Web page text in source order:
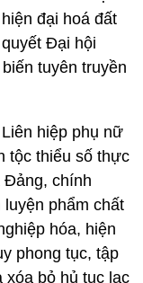
đại hoá đất
Đại hội
tuyên truyền
hiệp phụ nữ
tộc thiểu số thực
Đảng, chính
phẩm chất
hóa, hiện
phong tục, tập
xóa bỏ hủ tục lạc